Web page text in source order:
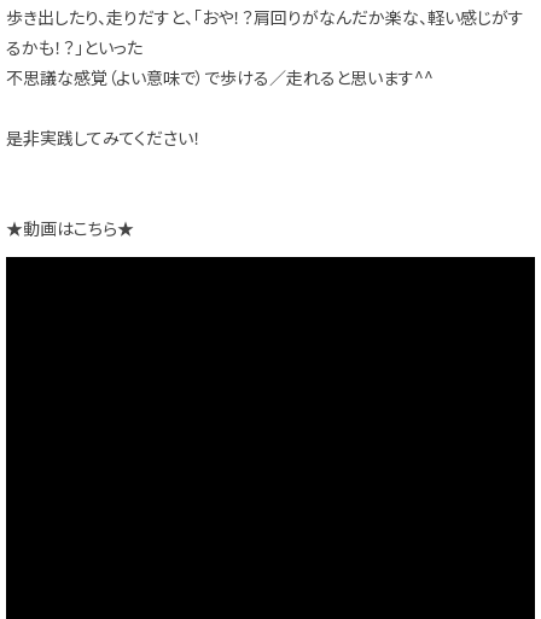
歩き出したり、走りだすと、「おや！？肩回りがなんだか楽な、軽い感じがす
るかも！？」といった
不思議な感覚（よい意味で）で歩ける／走れると思います^^
是非実践してみてください！
★動画はこちら★